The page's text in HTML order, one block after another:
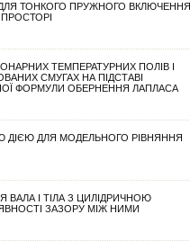
ТОНКОГО ПРУЖНОГО
ТЕМПЕРАТУРНИХ ПОЛІВ І
СМУГАХ НА ПІДСТАВІ
ФОРМУЛИ ОБЕРНЕННЯ ЛАПЛАСА
ДІЄЮ ДЛЯ МОДЕЛЬНОГО РІВНЯННЯ
ВАЛА І ТІЛА З ЦИЛІДРИЧНОЮ
ЗАЗОРУ МІЖ НИМИ